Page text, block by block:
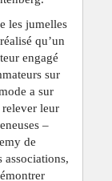
les jumelles
qu’un
engagé
sur
a sur
relever leur
–
de
associations,